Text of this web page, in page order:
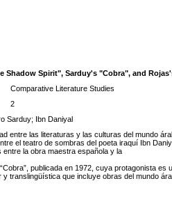
Shadow Spirit", Sarduy's "Cobra", and
Comparative Literature Studies
2
Sarduy; Ibn Daniyal
entre las literaturas y las culturas del mundo
el teatro de sombras del poeta iraquí Ibn
la obra maestra española y la
publicada en 1972, cuya protagonista
translingüística que incluye obras del mundo